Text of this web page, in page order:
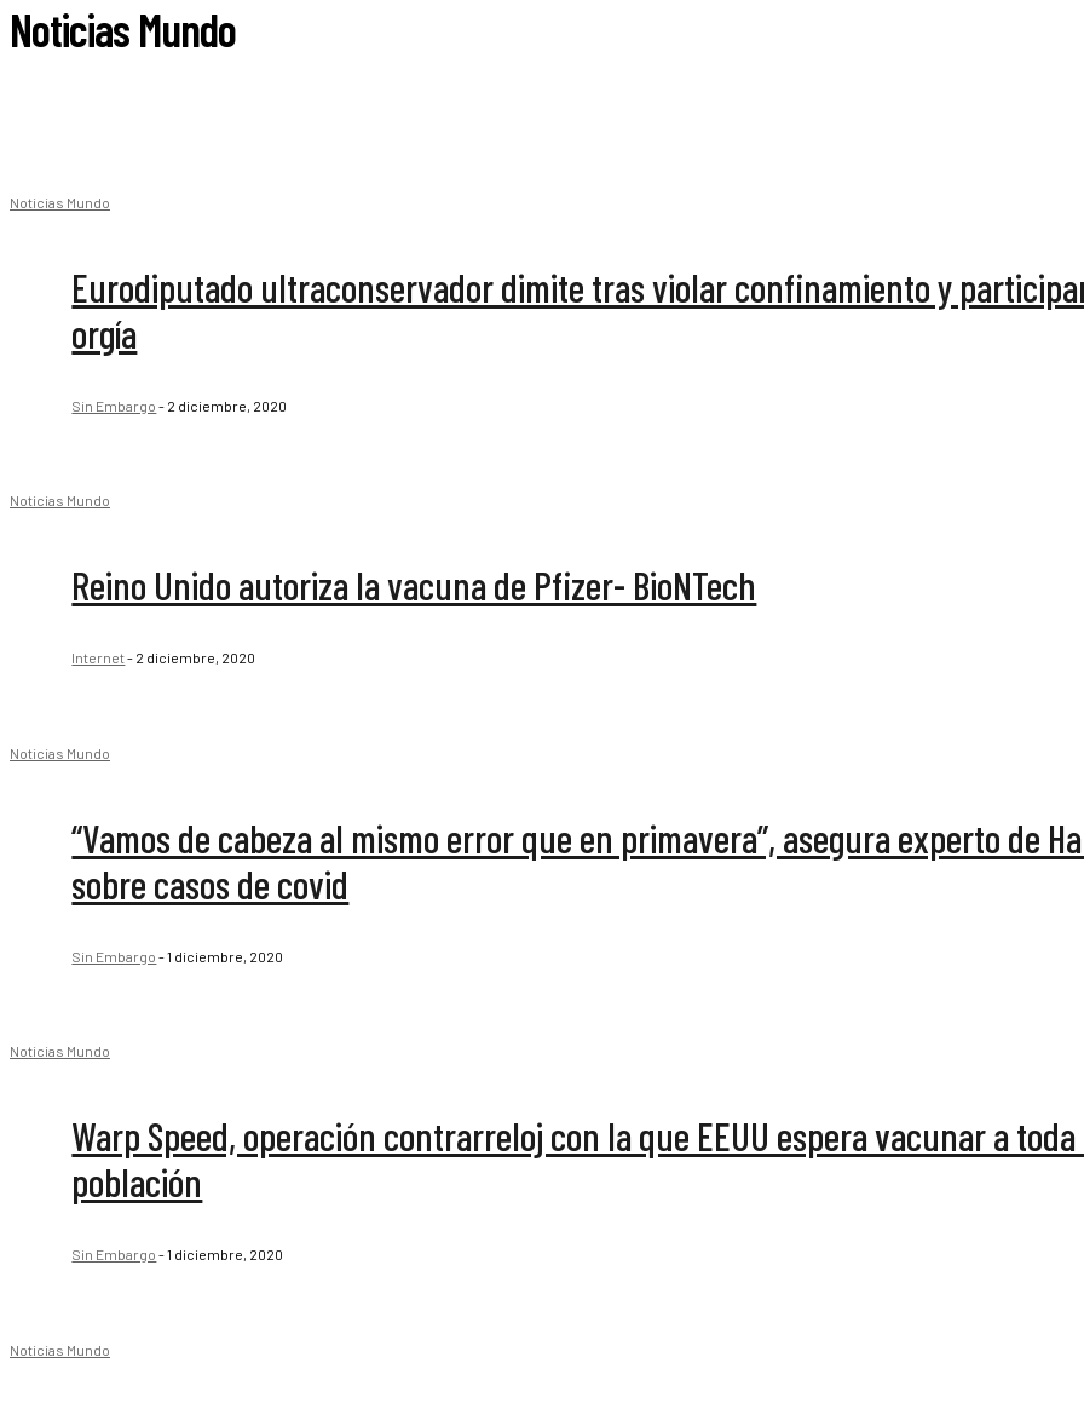
Noticias Mundo
Noticias Mundo
Eurodiputado ultraconservador dimite tras violar confinamiento y
orgía
Sin Embargo - 2 diciembre, 2020
Noticias Mundo
Reino Unido autoriza la vacuna de Pfizer- BioNTech
Internet- 2 diciembre, 2020
Noticias Mundo
“Vamos de cabeza al mismo error que en primavera”, asegura experto de
sobre casos de covid
Sin Embargo -1 diciembre, 2020
Noticias Mundo
Warp Speed, operación contrarreloj con la que EEUU espera vacunar a
población
Sin Embargo -1 diciembre, 2020
Noticias Mundo